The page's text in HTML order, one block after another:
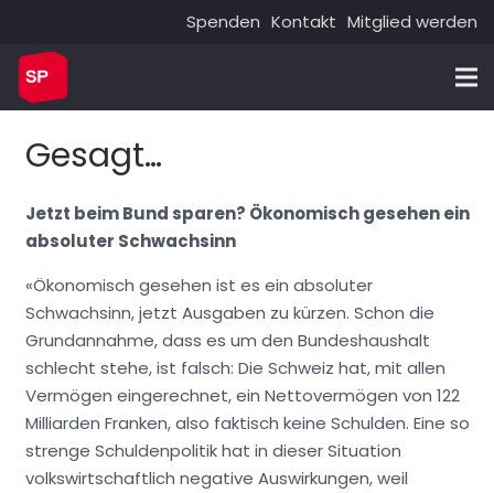
Spenden Kontakt Mitglied werden
Gesagt…
Jetzt beim Bund sparen? Ökonomisch gesehen ein
absoluter Schwachsinn
«Ökonomisch gesehen ist es ein absoluter
Schwachsinn, jetzt Ausgaben zu kürzen. Schon die
Grundannahme, dass es um den Bundeshaushalt
schlecht stehe, ist falsch: Die Schweiz hat, mit allen
Vermögen eingerechnet, ein Nettovermögen von 122
Milliarden Franken, also faktisch keine Schulden. Eine so
strenge Schuldenpolitik hat in dieser Situation
volkswirtschaftlich negative Auswirkungen, weil